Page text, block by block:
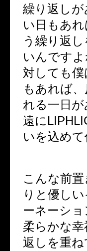
繰り返し
い日もあ
う繰り返
いんです
対しても
もあれば
れる一日
遠に
いを込めて
こんな前
りと優し
ーネーシ
柔らかな
返しを重ね